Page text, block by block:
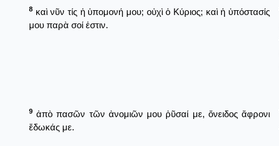
8 καὶ νῦν τίς ἡ ὑπομονή μου; οὐχὶ ὁ Κύριος; καὶ ἡ ὑπόστασίς
μου παρὰ σοί ἐστιν.
9 ἀπὸ πασῶν τῶν ἀνομιῶν μου ῥῦσαί με, ὄνειδος ἄφρονι
ἔδωκάς με.